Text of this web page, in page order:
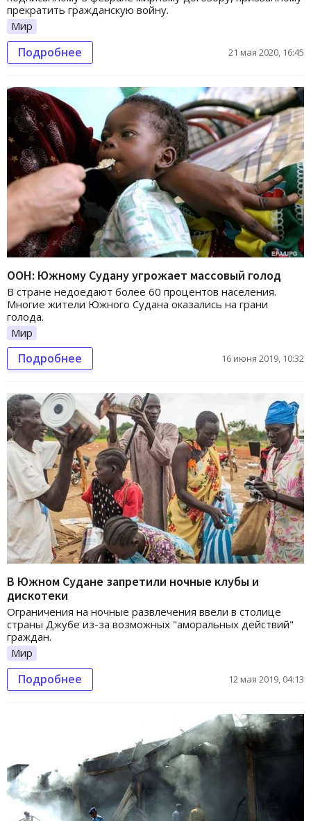
прекратить гражданскую войну.
Мир
Подробнее 21 мая 2020, 16:45
ООН: Южному Судану угрожает массовый голод
В стране недоедают более 60 процентов населения.
Многие жители Южного Судана оказались на грани
голода.
Мир
Подробнее 16 июня 2019, 10:32
В Южном Судане запретили ночные клубы и
дискотеки
Ограничения на ночные развлечения ввели в столице
страны Джубе из-за возможных "аморальных действий"
граждан.
Мир
Подробнее 12 мая 2019, 04:13